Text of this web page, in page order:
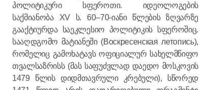
პოლიტიკური სფეროთი. იდეოლოგების
საქმიანობა XV ს. 60–70-იანი წლების ზღვარზე
გააქტიურდა საეკლესიო პოლიტიკის სფეროშიც.
სააღდგომო მატიანეში (Воскресенская летопись),
რომელიც გამოხატავს ოფიციალურ სახელმწიფო
თვალსაზრისს (მას საფუძვლად დაედო მოსკოვის
1479 წლის დიდმთავრული კრებული), სწორედ